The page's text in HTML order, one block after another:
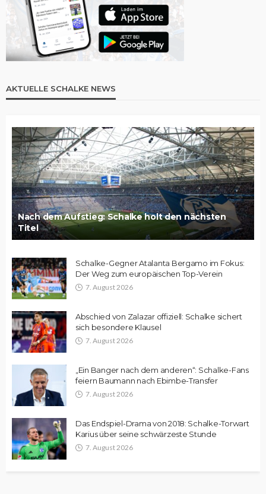
AKTUELLE SCHALKE NEWS
Nach dem Aufstieg: Schalke holt den nächsten
Titel
Schalke-Gegner Atalanta Bergamo im Fokus:
Der Weg zum europäischen Top-Verein
7. August 2026
Abschied von Zalazar offiziell: Schalke sichert
sich besondere Klausel
7. August 2026
„Ein Banger nach dem anderen“: Schalke-Fans
feiern Baumann nach Ebimbe-Transfer
7. August 2026
Das Endspiel-Drama von 2018: Schalke-Torwart
Karius über seine schwärzeste Stunde
7. August 2026